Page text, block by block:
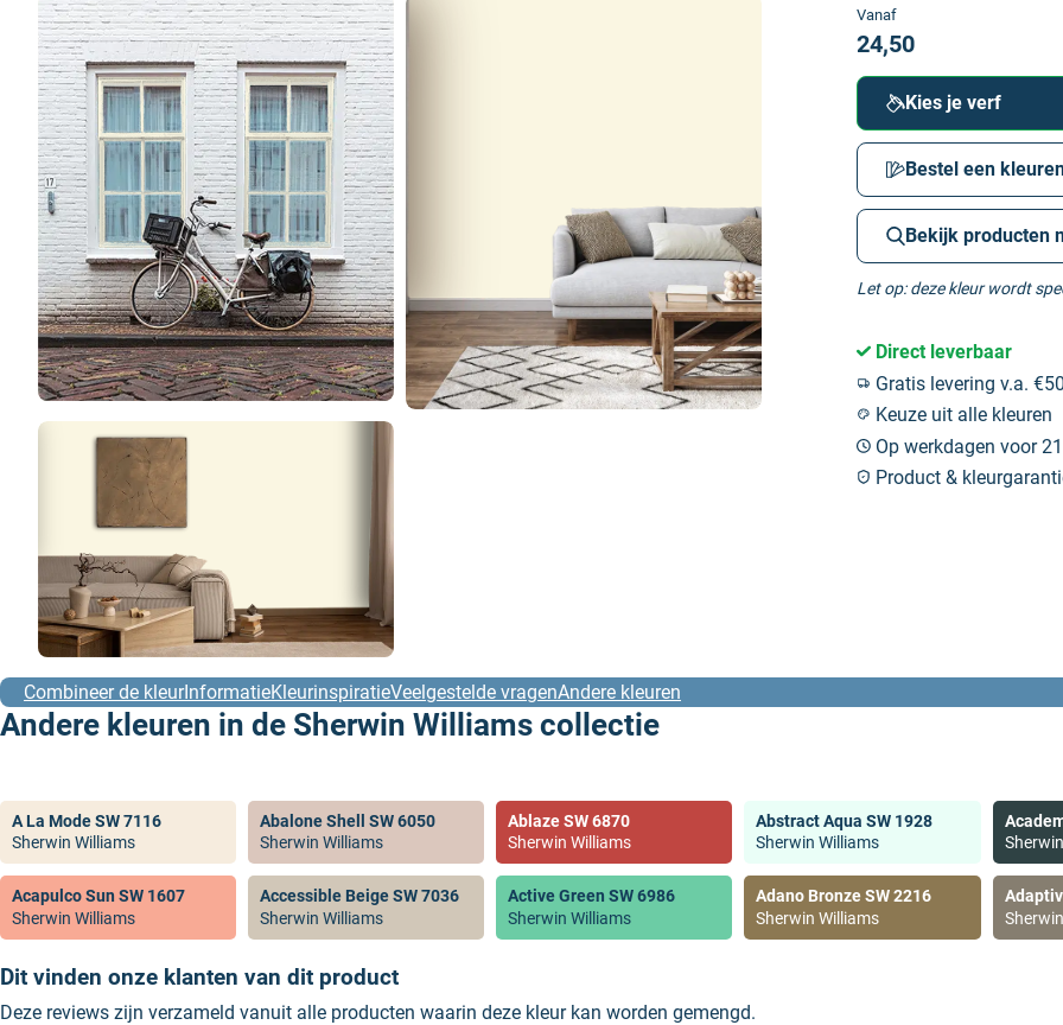
Vanaf
24,50
Kies je verf
Bestel een
Bekijk producten
Let op: deze kleur wordt
Direct leverbaar
Gratis levering v.a.
Keuze uit alle kleuren
Op werkdagen voor
Product &
Combineer de kleurInformatieKleurinspiratieVeelgestelde vragenAndere kleuren
Andere kleuren in de Sherwin Williams collectie
A La Mode SW 7116
Sherwin Williams
Abalone Shell SW 6050
Sherwin Williams
Ablaze SW 6870
Sherwin Williams
Abstract Aqua SW 1928
Sherwin Williams
Acapulco Sun SW 1607
Sherwin Williams
Accessible Beige SW 7036
Sherwin Williams
Active Green SW 6986
Sherwin Williams
Adano Bronze SW 2216
Sherwin Williams
Dit vinden onze klanten van dit product
Deze reviews zijn verzameld vanuit alle producten waarin deze kleur kan worden gemengd.